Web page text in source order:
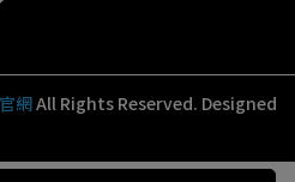
網All Rights Reserved. Designed